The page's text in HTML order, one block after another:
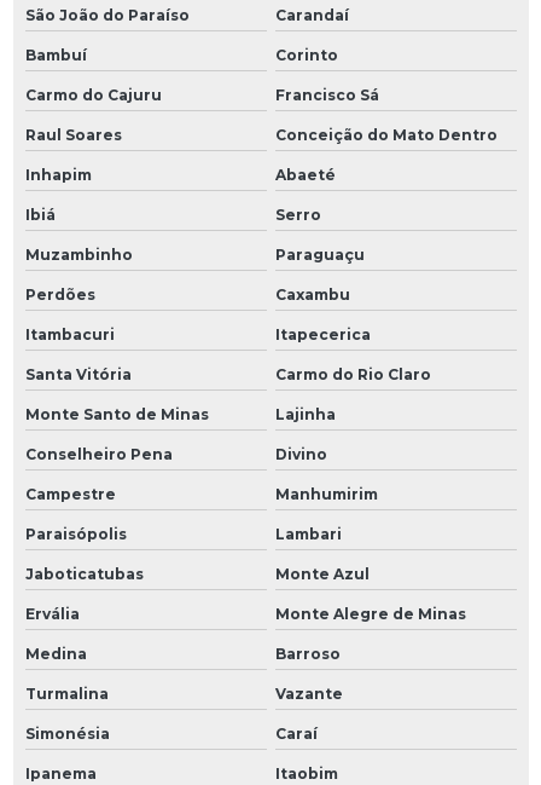
São João do Paraíso Carandaí
Bambuí Corinto
Carmo do Cajuru Francisco Sá
Raul Soares Conceição do Mato Dentro
Inhapim Abaeté
Ibiá Serro
Muzambinho Paraguaçu
Perdões Caxambu
Itambacuri Itapecerica
Santa Vitória Carmo do Rio Claro
Monte Santo de Minas Lajinha
Conselheiro Pena Divino
Campestre Manhumirim
Paraisópolis Lambari
Jaboticatubas Monte Azul
Ervália Monte Alegre de Minas
Medina Barroso
Turmalina Vazante
Simonésia Caraí
Ipanema Itaobim